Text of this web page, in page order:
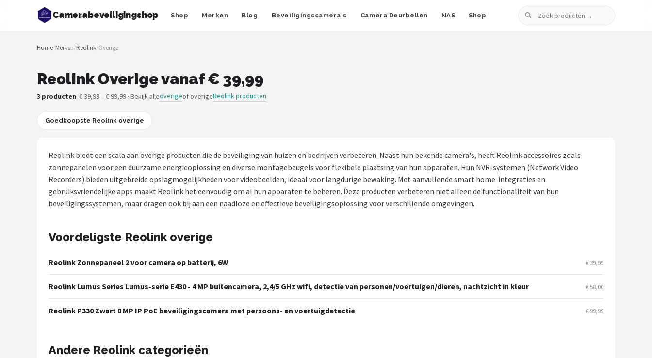
Camerabeveiligingshop Shop Merken Blog Beveiligingscamera's Camera Deurbellen NAS Shop
Zoeken
Zoeken
NAVIGATIE
Merken
Camera Deurbellen
Home/Merken/Reolink/Overige
Reolink Overige vanaf € 39,99
3 producten· € 39,99 – € 99,99 · Bekijk alleoverigeof overigeReolink producten
Goedkoopste Reolink overige
Reolink biedt een scala aan overige producten die de beveiliging van huizen en bedrijven verbeteren. Naast hun bekende camera's, heeft Reolink accessoires zoals
zonnepanelen voor een duurzame energieoplossing en diverse montagebeugels voor flexibele plaatsing van hun apparaten. Hun NVR-systemen (Network Video
Recorders) bieden uitgebreide opslagmogelijkheden voor videobeelden, ideaal voor langdurige bewaking. Met aanvullende smart home-integraties en
gebruiksvriendelijke apps maakt Reolink het eenvoudig om al hun apparaten te beheren. Deze producten verbeteren niet alleen de functionaliteit van hun
beveiligingssystemen, maar dragen ook bij aan een naadloze en effectieve beveiligingsoplossing voor verschillende omgevingen.
Voordeligste Reolink overige
Reolink Zonnepaneel 2 voor camera op batterij, 6W € 39,99
Reolink Lumus Series Lumus-serie E430 - 4 MP buitencamera, 2,4/5 GHz wifi, detectie van personen/voertuigen/dieren, nachtzicht in kleur € 58,00
Reolink P330 Zwart 8 MP IP PoE beveiligingscamera met persoons- en voertuigdetectie € 99,99
Andere Reolink categorieën